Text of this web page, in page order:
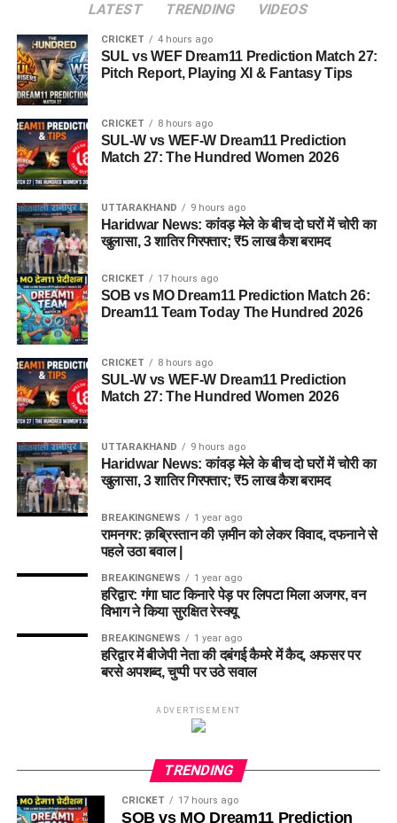
LATEST TRENDING VIDEOS
CRICKET 4 hours ago
SUL vs WEF Dream11 Prediction Match 27:
Pitch Report, Playing XI & Fantasy Tips
CRICKET 8 hours ago
SUL-W vs WEF-W Dream11 Prediction
Match 27: The Hundred Women 2026
UTTARAKHAND 9 hours ago
Haridwar News: कांवड़ मेले के बीच दो घरों में चोरी का
खुलासा, 3 शातिर गिरफ्तार; ₹5 लाख कैश बरामद
CRICKET 17 hours ago
SOB vs MO Dream11 Prediction Match 26:
Dream11 Team Today The Hundred 2026
CRICKET 8 hours ago
SUL-W vs WEF-W Dream11 Prediction
Match 27: The Hundred Women 2026
UTTARAKHAND 9 hours ago
Haridwar News: कांवड़ मेले के बीच दो घरों में चोरी का
खुलासा, 3 शातिर गिरफ्तार; ₹5 लाख कैश बरामद
BREAKINGNEWS 1 year ago
रामनगर: क़ब्रिस्तान की ज़मीन को लेकर विवाद, दफनाने से
पहले उठा बवाल |
BREAKINGNEWS 1 year ago
हरिद्वार: गंगा घाट किनारे पेड़ पर लिपटा मिला अजगर, वन
विभाग ने किया सुरक्षित रेस्क्यू
BREAKINGNEWS 1 year ago
हरिद्वार में बीजेपी नेता की दबंगई कैमरे में कैद, अफसर पर
बरसे अपशब्द, चुप्पी पर उठे सवाल
ADVERTISEMENT
TRENDING
CRICKET 17 hours ago
SOB vs MO Dream11 Prediction